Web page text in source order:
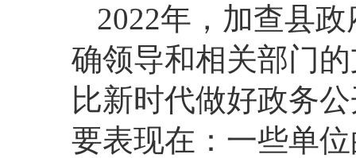
2022年，加查县
确领导和相关部门
比新时代做好政务
要表现在：一些单